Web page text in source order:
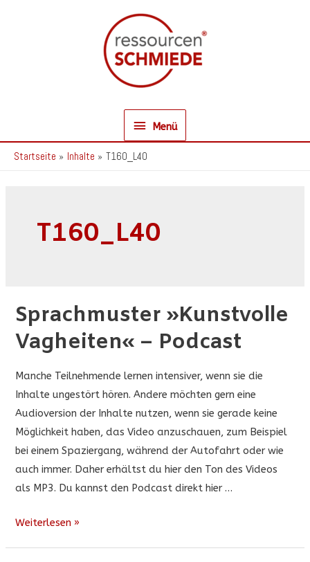
Menü
Menü
Startseite Inhalte T160_L40
T160_L40
Sprachmuster »Kunstvolle
Vagheiten« – Podcast
Manche Teilnehmende lernen intensiver, wenn sie die
Inhalte ungestört hören. Andere möchten gern eine
Audioversion der Inhalte nutzen, wenn sie gerade keine
Möglichkeit haben, das Video anzuschauen, zum Beispiel
bei einem Spaziergang, während der Autofahrt oder wie
auch immer. Daher erhältst du hier den Ton des Videos
als MP3. Du kannst den Podcast direkt hier …
Sprachmuster
Weiterlesen »